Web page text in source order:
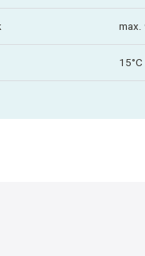
max.